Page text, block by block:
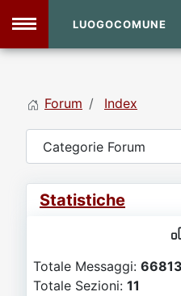
Vecchio Sito
LUOGOCOMUNE
Forum Index
Statistiche
Totale Messaggi: 66813
Totale Sezioni: 11